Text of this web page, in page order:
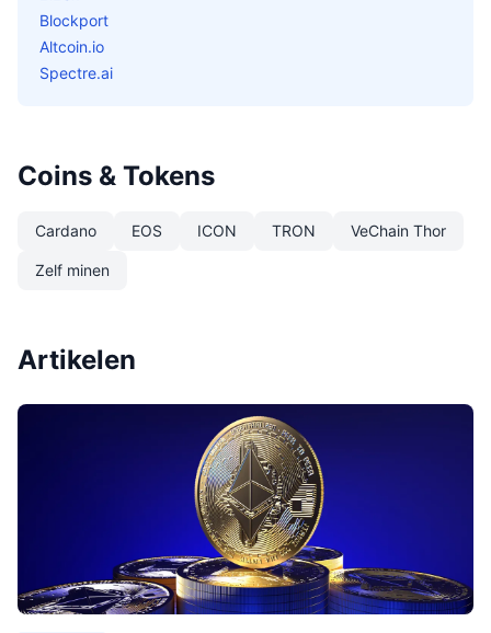
Blockport
Altcoin.io
Spectre.ai
Coins & Tokens
Cardano EOS ICON TRON VeChain Thor
Zelf minen
Artikelen